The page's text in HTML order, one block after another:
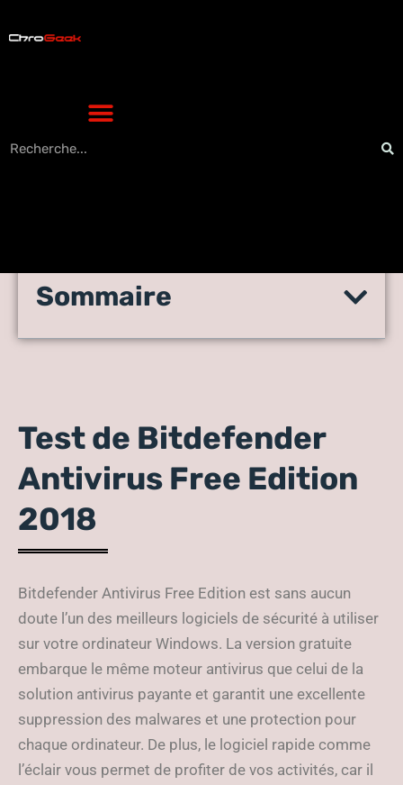
Antivirus Free Edition
Sommaire
Test de Bitdefender
Antivirus Free Edition
2018
Bitdefender Antivirus Free Edition est sans aucun
doute l’un des meilleurs logiciels de sécurité à utiliser
sur votre ordinateur Windows. La version gratuite
embarque le même moteur antivirus que celui de la
solution antivirus payante et garantit une excellente
suppression des malwares et une protection pour
chaque ordinateur. De plus, le logiciel rapide comme
l’éclair vous permet de profiter de vos activités, car il